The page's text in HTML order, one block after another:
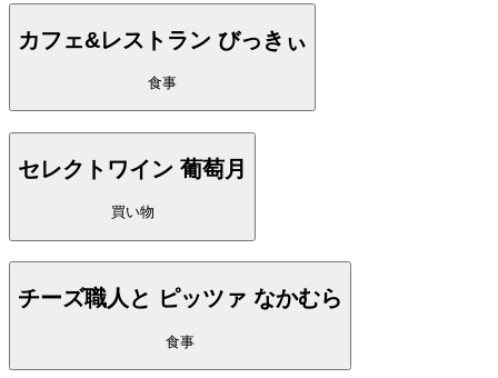
カフェ&レストラン びっきぃ
食事
セレクトワイン 葡萄月
買い物
チーズ職人と ピッツァ なかむら
食事